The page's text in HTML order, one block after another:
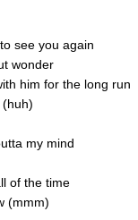
to see you again
wonder
him for the long run
(huh)
my mind
of the time
(mmm)